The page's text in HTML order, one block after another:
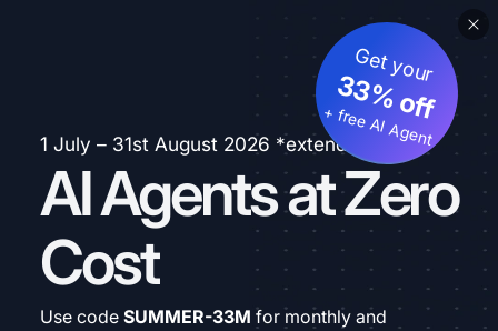
1 July – 31st August 2026 *extended
AI Agents at Zero
Cost
Get your
33% off
+ free AI Agent
Use code SUMMER-33M for monthly and